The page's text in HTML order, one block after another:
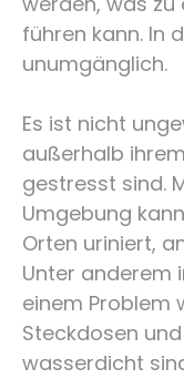
führen kann. In
unumgänglich.
Es ist nicht
außerhalb
gestresst sind.
Umgebung
Orten uriniert,
Unter anderem
einem Problem
Steckdosen
wasserdicht